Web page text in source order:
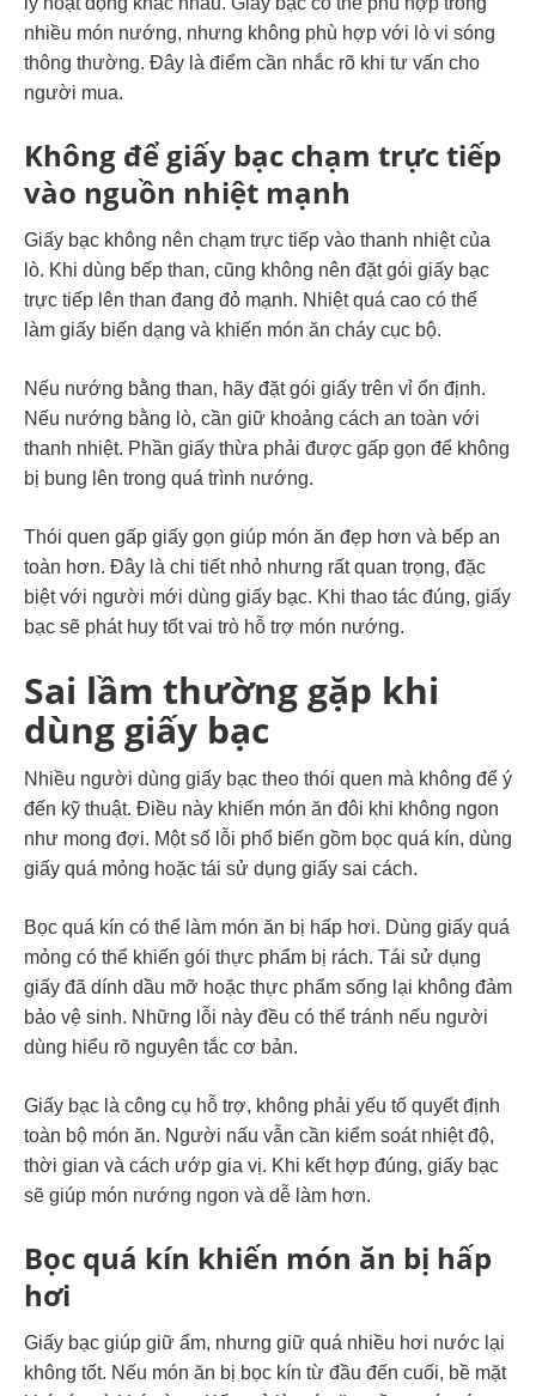
nhiều món nướng, nhưng không phù hợp với lò vi sóng
thông thường. Đây là điểm cần nhắc rõ khi tư vấn cho
người mua.
Không để giấy bạc chạm trực tiếp
vào nguồn nhiệt mạnh
Giấy bạc không nên chạm trực tiếp vào thanh nhiệt của
lò. Khi dùng bếp than, cũng không nên đặt gói giấy bạc
trực tiếp lên than đang đỏ mạnh. Nhiệt quá cao có thể
làm giấy biến dạng và khiến món ăn cháy cục bộ.
Nếu nướng bằng than, hãy đặt gói giấy trên vỉ ổn định.
Nếu nướng bằng lò, cần giữ khoảng cách an toàn với
thanh nhiệt. Phần giấy thừa phải được gấp gọn để không
bị bung lên trong quá trình nướng.
Thói quen gấp giấy gọn giúp món ăn đẹp hơn và bếp an
toàn hơn. Đây là chi tiết nhỏ nhưng rất quan trọng, đặc
biệt với người mới dùng giấy bạc. Khi thao tác đúng, giấy
bạc sẽ phát huy tốt vai trò hỗ trợ món nướng.
Sai lầm thường gặp khi
dùng giấy bạc
Nhiều người dùng giấy bạc theo thói quen mà không để ý
đến kỹ thuật. Điều này khiến món ăn đôi khi không ngon
như mong đợi. Một số lỗi phổ biến gồm bọc quá kín, dùng
giấy quá mỏng hoặc tái sử dụng giấy sai cách.
Bọc quá kín có thể làm món ăn bị hấp hơi. Dùng giấy quá
mỏng có thể khiến gói thực phẩm bị rách. Tái sử dụng
giấy đã dính dầu mỡ hoặc thực phẩm sống lại không đảm
bảo vệ sinh. Những lỗi này đều có thể tránh nếu người
dùng hiểu rõ nguyên tắc cơ bản.
Giấy bạc là công cụ hỗ trợ, không phải yếu tố quyết định
toàn bộ món ăn. Người nấu vẫn cần kiểm soát nhiệt độ,
thời gian và cách ướp gia vị. Khi kết hợp đúng, giấy bạc
sẽ giúp món nướng ngon và dễ làm hơn.
Bọc quá kín khiến món ăn bị hấp
hơi
Giấy bạc giúp giữ ẩm, nhưng giữ quá nhiều hơi nước lại
không tốt. Nếu món ăn bị bọc kín từ đầu đến cuối, bề mặt